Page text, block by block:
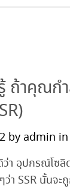
าคุณกำ
by admin in
า อุปกรณ์โซ
ว่า SSR นั้นจ